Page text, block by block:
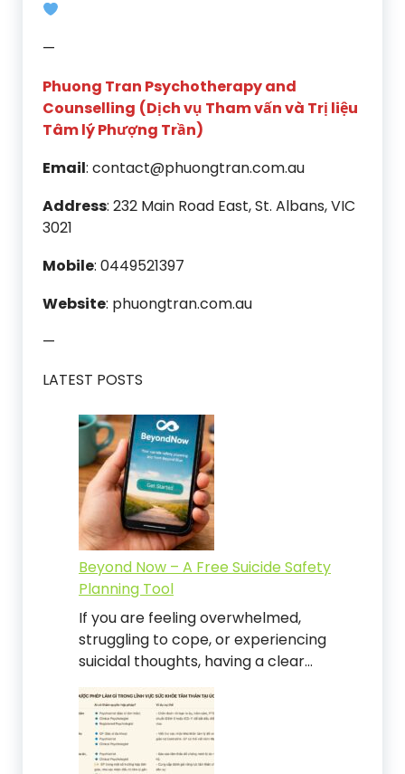
—
Phuong Tran Psychotherapy and
Counselling (Dịch vụ Tham vấn và Trị liệu
Tâm lý Phượng Trần)
Email: contact@phuongtran.com.au
Address: 232 Main Road East, St. Albans, VIC
3021
Mobile: 0449521397
Website: phuongtran.com.au
—
LATEST POSTS
Beyond Now – A Free Suicide Safety
Planning Tool
If you are feeling overwhelmed,
struggling to cope, or experiencing
suicidal thoughts, having a clear…